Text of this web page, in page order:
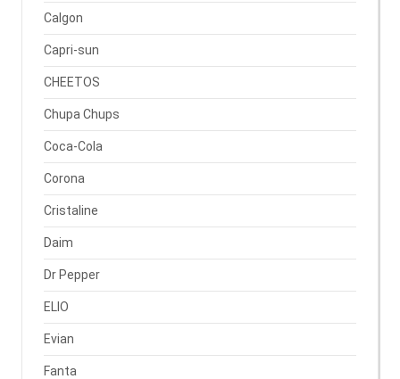
Calgon
Capri-sun
CHEETOS
Chupa Chups
Coca-Cola
Corona
Cristaline
Daim
Dr Pepper
ELIO
Evian
Fanta